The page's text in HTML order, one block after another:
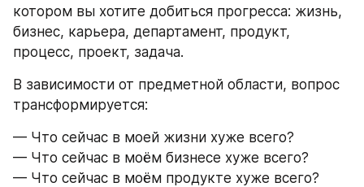
котором вы хотите добиться прогресса: жизнь,
бизнес, карьера, департамент, продукт,
процесс, проект, задача.
В зависимости от предметной области, вопрос
трансформируется:
— Что сейчас в моей жизни хуже всего?
— Что сейчас в моём бизнесе хуже всего?
— Что сейчас в моём продукте хуже всего?